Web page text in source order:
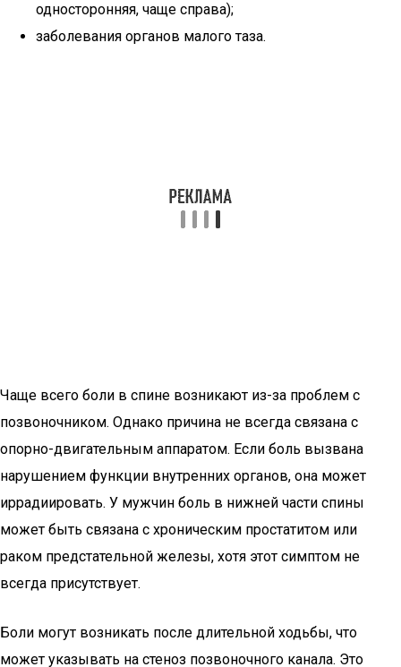
односторонняя, чаще справа);
заболевания органов малого таза.
Чаще всего боли в спине возникают из-за проблем с
позвоночником. Однако причина не всегда связана с
опорно-двигательным аппаратом. Если боль вызвана
нарушением функции внутренних органов, она может
иррадиировать. У мужчин боль в нижней части спины
может быть связана с хроническим простатитом или
раком предстательной железы, хотя этот симптом не
всегда присутствует.
Боли могут возникать после длительной ходьбы, что
может указывать на стеноз позвоночного канала. Это